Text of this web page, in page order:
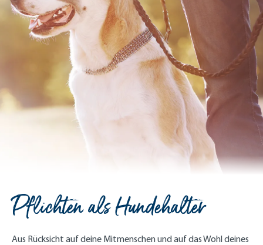
Pflichten als Hundehalter
Aus Rücksicht auf deine Mitmenschen und auf das Wohl deines